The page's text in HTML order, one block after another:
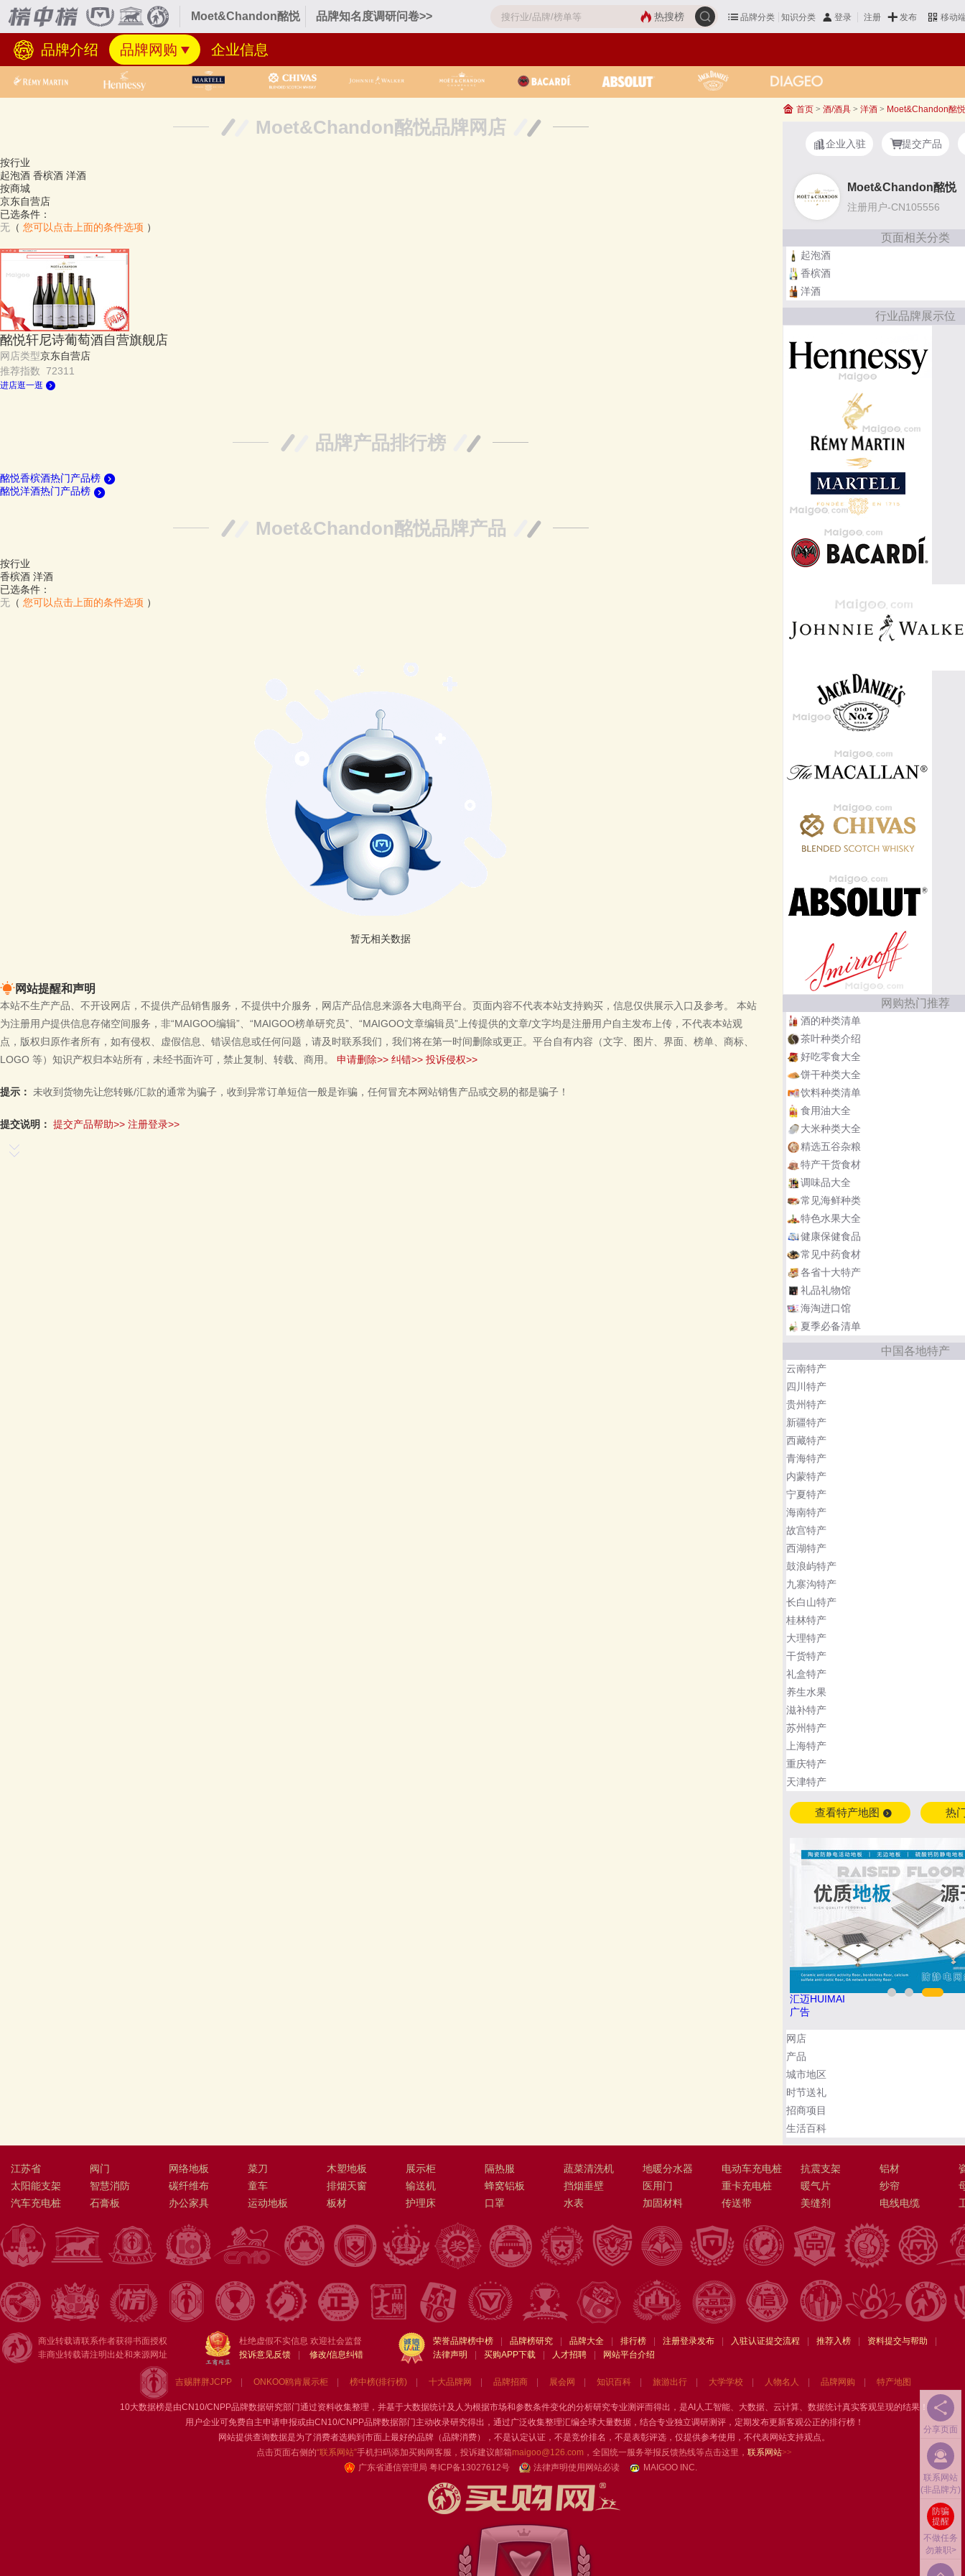
Moet&Chandon酩悦 品牌知名度调研问卷>> 品牌分类 知识分类 登录 注册 发布 移动
热搜榜
品牌介绍 品牌网购 企业信息
Moet&Chandon酩悦品牌网店
按行业
起泡酒 香槟酒 洋酒
按商城
京东自营店
已选条件：
无 （ 您可以点击上面的条件选项 ）
酩悦轩尼诗葡萄酒自营旗舰店
网店类型京东自营店
推荐指数 72311
进店逛一逛
品牌产品排行榜
酩悦香槟酒热门产品榜
酩悦洋酒热门产品榜
Moet&Chandon酩悦品牌产品
按行业
香槟酒 洋酒
已选条件：
无 （ 您可以点击上面的条件选项 ）
暂无相关数据
网站提醒和声明
本站不生产产品、不开设网店，不提供产品销售服务，不提供中介服务，网店产品信息来源各大电商平台。页面内容不代表本站支持购买，信息仅供展示入口及参考。
本站
为注册用户提供信息存储空间服务，非“MAIGOO编辑”、“MAIGOO榜单研究员”、“MAIGOO文章编辑员”上传提供的文章/文字均是注册用户自主发布上传，不代表本站观
点，版权归原作者所有，如有侵权、虚假信息、错误信息或任何问题，请及时联系我们，我们将在第一时间删除或更正。平台自有内容（文字、图片、界面、榜单、商标、
LOGO 等）知识产权归本站所有，未经书面许可，禁止复制、转载、商用。
申请删除>> 纠错>> 投诉侵权>>
提示： 未收到货物先让您转账/汇款的通常为骗子，收到异常订单短信一般是诈骗，任何冒充本网站销售产品或交易的都是骗子！
提交说明： 提交产品帮助>> 注册登录>>
首页 > 酒/酒具 > 洋酒 > Moet&Chandon酩悦
企业入驻 提交产品
Moet&Chandon酩悦
注册用户-CN105556
页面相关分类
起泡酒
香槟酒
洋酒
行业品牌展示位
网购热门推荐
酒的种类清单
茶叶种类介绍
好吃零食大全
饼干种类大全
饮料种类清单
食用油大全
大米种类大全
精选五谷杂粮
特产干货食材
调味品大全
常见海鲜种类
特色水果大全
健康保健食品
常见中药食材
各省十大特产
礼品礼物馆
海淘进口馆
夏季必备清单
中国各地特产
云南特产
四川特产
贵州特产
新疆特产
西藏特产
青海特产
内蒙特产
宁夏特产
海南特产
故宫特产
西湖特产
鼓浪屿特产
九寨沟特产
长白山特产
桂林特产
大理特产
干货特产
礼盒特产
养生水果
滋补特产
苏州特产
上海特产
重庆特产
天津特产
查看特产地图 热
悍马HORSE 400-012-6012
广告
网店
产品
城市地区
时节送礼
招商项目
生活百科
江苏省 阀门 网络地板 菜刀 木塑地板 展示柜 隔热服 蔬菜清洗机 地暖分水器 电动车充电桩 抗震支架 铝材
太阳能支架
智慧消防 碳纤维布 童车 排烟天窗 输送机 蜂窝铝板 挡烟垂壁 医用门 重卡充电桩 暖气片 纱帘
汽车充电桩
石膏板 办公家具 运动地板 板材 护理床 口罩 水表 加固材料 传送带 美缝剂 电线电缆
商业转载请联系作者获得书面授权
非商业转载请注明出处和来源网址
杜绝虚假不实信息 欢迎社会监督
投诉意见反馈
修改/信息纠错
荣誉品牌榜中榜 品牌榜研究 品牌大全 排行榜 注册登录发布 入驻认证提交流程 推荐入榜 资料提交与帮助
法律声明
买购APP下载 人才招聘 网站平台介绍
吉赐胖胖JCPP ONKOO鸥肯展示柜 榜中榜(排行榜) 十大品牌网 品牌招商 展会网 知识百科 旅游出行 大学学校 人物名人 品牌网购 特产地图
10大数据榜是由CN10/CNPP品牌数据研究部门通过资料收集整理，并基于大数据统计及人为根据市场和参数条件变化的分析研究专业测评而得出，是AI人工智能、大数据、云计算、数据统计真实客观呈现的结果！
用户企业可免费自主申请申报或由CN10/CNPP品牌数据部门主动收录研究得出，通过广泛收集整理汇编全球大量数据，结合专业独立调研测评，定期发布更新客观公正的排行榜！
网站提供查询数据是为了消费者选购到市面上最好的品牌（品牌消费），不是认定认证，不是竞价排名，不是表彰评选，仅提供参考使用，不代表网站支持观点。
点击页面右侧的“联系网站”手机扫码添加买购网客服，投诉建议邮箱maigoo@126.com ，全国统一服务举报反馈热线等点击这里， 联系网站>>
广东省通信管理局 粤ICP备13027612号 法律声明使用网站必读 MAIGOO INC.
分享页面
联系网站
(非品牌方)
防骗
提醒
不做任务
勿兼职>